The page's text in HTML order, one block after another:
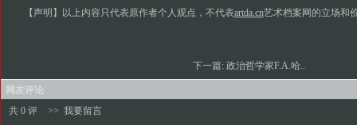
【声明】以上内容只代表原作者个人观点，不代表artda.cn艺术档案网的立场和
下一篇: 政治哲学家F.A.哈..
网友评论
共 0 评
>> 我要留言